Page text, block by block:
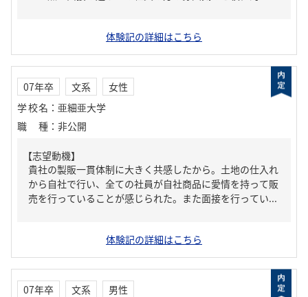
体験記の詳細はこちら
07年卒 文系
女性
学校名 ： 亜細亜大学
職種 ： 非公開
【志望動機】
貴社の製販一貫体制に大きく共感したから。土地の仕入れ
から自社で行い、全ての社員が自社商品に愛情を持って販
売を行っていることが感じられた。また面接を行ってい...
体験記の詳細はこちら
07年卒 文系
男性